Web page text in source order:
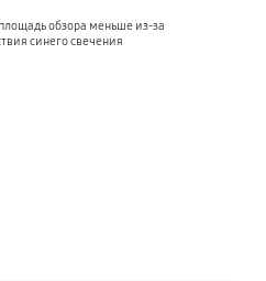
обзора меньше из-за
синего свечения